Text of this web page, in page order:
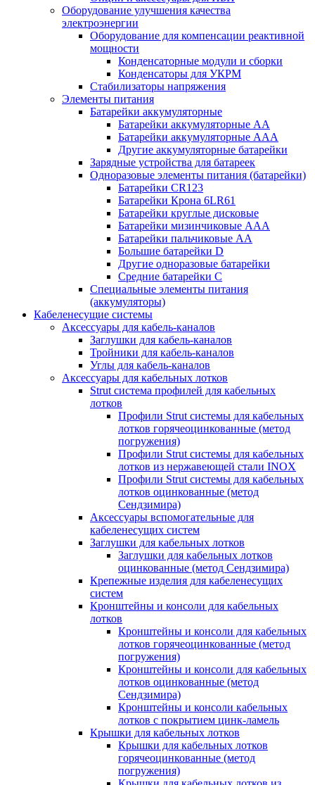
Оборудование улучшения качества
электроэнергии
Оборудование для компенсации реактивной
мощности
Конденсаторные модули и сборки
Конденсаторы для УКРМ
Стабилизаторы напряжения
Элементы питания
Батарейки аккумуляторные
Батарейки аккумуляторные АА
Батарейки аккумуляторные ААА
Другие аккумуляторные батарейки
Зарядные устройства для батареек
Одноразовые элементы питания (батарейки)
Батарейки CR123
Батарейки Крона 6LR61
Батарейки круглые дисковые
Батарейки мизинчиковые ААА
Батарейки пальчиковые АА
Большие батарейки D
Другие одноразовые батарейки
Средние батарейки C
Специальные элементы питания
(аккумуляторы)
Кабеленесущие системы
Аксессуары для кабель-каналов
Заглушки для кабель-каналов
Тройники для кабель-каналов
Углы для кабель-каналов
Аксессуары для кабельных лотков
Strut система профилей для кабельных
лотков
Профили Strut системы для кабельных
лотков горячеоцинкованные (метод
погружения)
Профили Strut системы для кабельных
лотков из нержавеющей стали INOX
Профили Strut системы для кабельных
лотков оцинкованные (метод
Сендзимира)
Аксессуары вспомогательные для
кабеленесущих систем
Заглушки для кабельных лотков
Заглушки для кабельных лотков
оцинкованные (метод Сендзимира)
Крепежные изделия для кабеленесущих
систем
Кронштейны и консоли для кабельных
лотков
Кронштейны и консоли для кабельных
лотков горячеоцинкованные (метод
погружения)
Кронштейны и консоли для кабельных
лотков оцинкованные (метод
Сендзимира)
Кронштейны и консоли кабельных
лотков с покрытием цинк-ламель
Крышки для кабельных лотков
Крышки для кабельных лотков
горячеоцинкованные (метод
погружения)